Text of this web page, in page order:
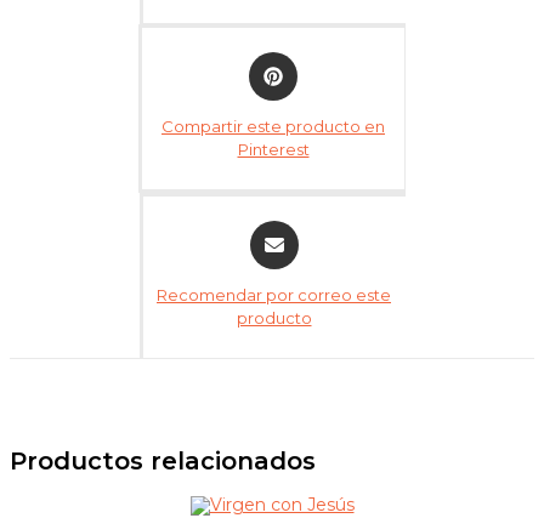
Compartir este producto en
Pinterest
Recomendar por correo este
producto
Productos relacionados